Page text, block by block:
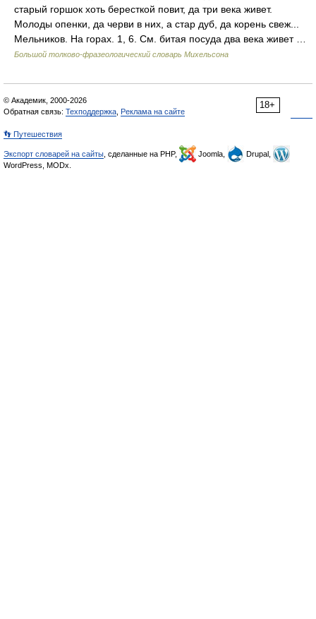
старый горшок хоть бересткой повит, да три века живет.
Молоды опенки, да черви в них, а стар дуб, да корень свеж...
Мельников. На горах. 1, 6. См. битая посуда два века живет …
Большой толково-фразеологический словарь Михельсона
18+
© Академик, 2000-2026
Обратная связь: Техподдержка Реклама на сайте
👣 Путешествия
Экспорт словарей на сайты , сделанные на PHP, Joomla,
Drupal,
WordPress, MODx.